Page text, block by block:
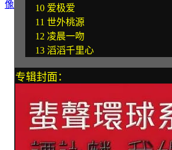
10 爱极爱
11 世外桃源
12 凌晨一吻
13 滔滔千里心
专辑封面：